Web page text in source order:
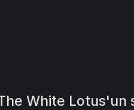
White Lotus'un